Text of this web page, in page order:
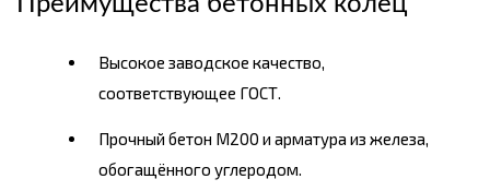
Высокое заводское качество,
соответствующее ГОСТ.
Прочный бетон М200 и арматура из железа,
обогащённого углеродом.